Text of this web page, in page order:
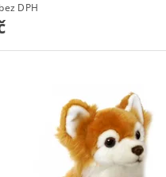
214,88 Kč bez DPH